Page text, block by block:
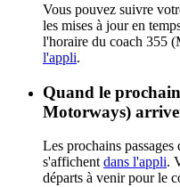
Vous pouvez suivre
les mises à jour en
l'horaire du coach 355
l'appli.
Quand le
Motorways)
Les prochains
s'affichent dans l'appli.
départs à venir pour le